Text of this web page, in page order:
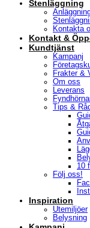
Stenläggning
Kontakta
Kontakt &
Kundtjänst
Kampanj
Frakter &
Om oss
Leverans
Tips &
10
Följ oss!
Inspiration
Utemiljöer
Belysning